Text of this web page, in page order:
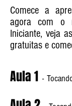
Comece a
agora com o
Iniciante, veja
gratuitas e
Aula 1 -